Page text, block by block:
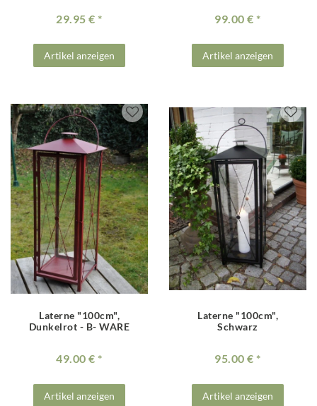
29.95 €
Artikel anzeigen
99.00 €
Artikel anzeigen
Laterne "100cm",
Dunkelrot - B- WARE
49.00 €
Artikel anzeigen
Laterne "100cm",
Schwarz
95.00 €
Artikel anzeigen